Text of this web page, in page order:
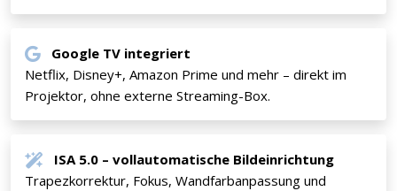
Google TV integriert
Netflix, Disney+, Amazon Prime und mehr – direkt im
Projektor, ohne externe Streaming-Box.
ISA 5.0 – vollautomatische Bildeinrichtung
Trapezkorrektur, Fokus, Wandfarbanpassung und